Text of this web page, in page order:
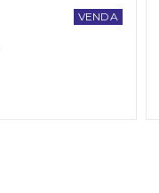
VENDA